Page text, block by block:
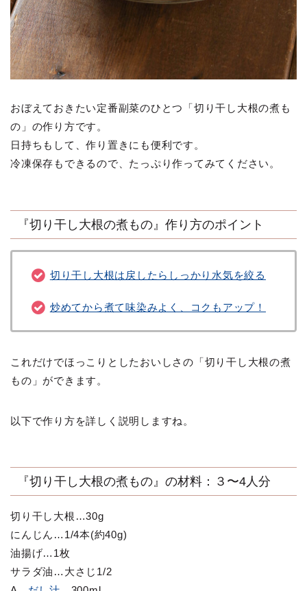
おぼえておきたい定番副菜のひとつ「切り干し大根の煮も
の」の作り方です。
日持ちもして、作り置きにも便利です。
冷凍保存もできるので、たっぷり作ってみてください。
『切り干し大根の煮もの』作り方のポイント
切り干し大根は戻したらしっかり水気を絞る
炒めてから煮て味染みよく、コクもアップ！
これだけでほっこりとしたおいしさの「切り干し大根の煮
もの」ができます。
以下で作り方を詳しく説明しますね。
『切り干し大根の煮もの』の材料：３〜4人分
切り干し大根…30g
にんじん…1/4本(約40g)
油揚げ…1枚
サラダ油…大さじ1/2